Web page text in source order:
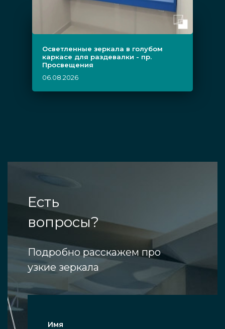
Осветленные зеркала в голубом
каркасе для раздевалки - пр.
Просвещения
06.08.2026
Есть
вопросы?
Подробно расскажем про
узкие зеркала